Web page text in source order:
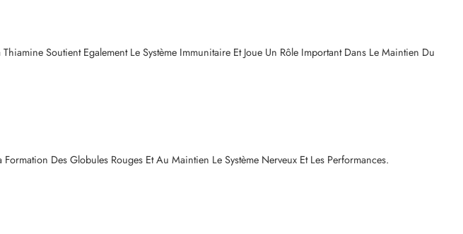
Soutient Egalement Le Système Immunitaire Et Joue Un Rôle Important Dans Le Maintien Du
Des Globules Rouges Et Au Maintien Le Système Nerveux Et Les Performances.